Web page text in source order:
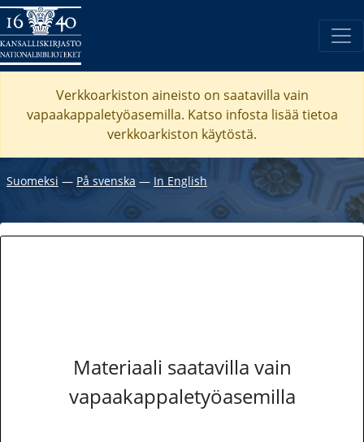
Verkkoarkiston aineisto on saatavilla vain
vapaakappaletyöasemilla. Katso infosta lisää tietoa
verkkoarkiston käytöstä.
Suomeksi ― På svenska ― In English
Materiaali saatavilla vain
vapaakappaletyöasemilla